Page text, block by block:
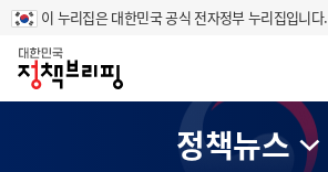
이 누리집은 대한민국 공식 전자정부 누리집입니다.
홈
정책뉴스